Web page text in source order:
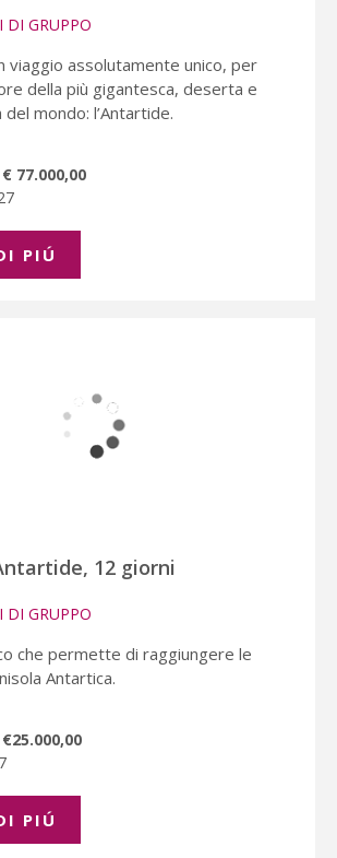
DI GRUPPO
viaggio assolutamente unico, per
della più gigantesca, deserta e
mondo: l’Antartide.
77.000,00
PIÚ
12 giorni
DI GRUPPO
che permette di raggiungere le
Antartica.
PIÚ